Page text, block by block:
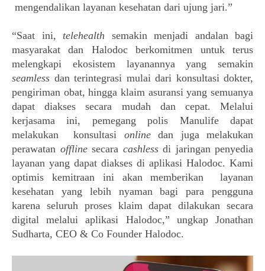
mengendalikan layanan kesehatan dari ujung jari.”
“Saat ini, telehealth semakin menjadi andalan bagi
masyarakat dan Halodoc berkomitmen untuk terus
seamless dan terintegrasi mulai dari konsultasi dokter,
pengiriman obat, hingga klaim asuransi yang semuanya
dapat diakses secara mudah dan cepat. Melalui
kerjasama ini, pemegang polis Manulife dapat
melakukan
konsultasi online dan juga melakukan
perawatan offline secara cashless di jaringan penyedia
layanan yang dapat diakses di aplikasi Halodoc. Kami
optimis kemitraan ini akan memberikan
layanan
kesehatan yang lebih nyaman bagi para pengguna
karena seluruh proses klaim dapat dilakukan secara
digital melalui aplikasi Halodoc,” ungkap Jonathan
Sudharta, CEO & Co Founder Halodoc.